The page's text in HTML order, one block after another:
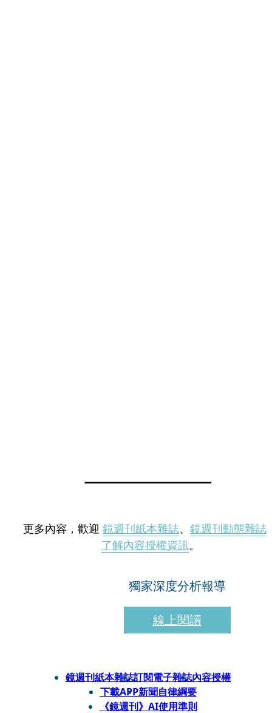
更多內容，歡迎 鏡週刊紙本雜誌、 鏡週刊動態雜誌
了解內容授權資訊。
獨家深度分析報導
線上閱讀
鏡週刊紙本雜誌訂閱電子雜誌內容授權
下載APP新聞自律綱要
《鏡週刊》AI使用準則